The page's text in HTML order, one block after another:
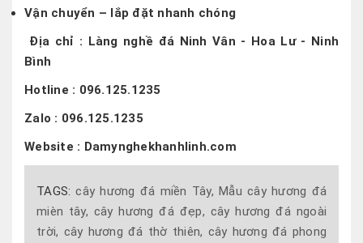
Vận chuyển – lắp đặt nhanh chóng
Địa chỉ : Làng nghề đá Ninh Vân - Hoa Lư - Ninh
Bình
Hotline : 096.125.1235
Zalo : 096.125.1235
Website : Damynghekhanhlinh.com
TAGS:cây hương đá miền Tây, Mẫu cây hương đá
mièn tây, cây hương đá đẹp, cây hương đá ngoài
trời, cây hương đá thờ thiên, cây hương đá phong